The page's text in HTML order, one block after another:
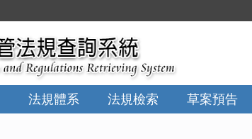
法規體系 法規檢索 草案預告